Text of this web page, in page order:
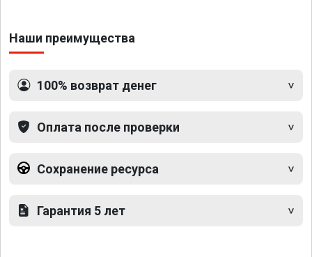
Наши преимущества
100% возврат денег
Оплата после проверки
Сохранение ресурса
Гарантия 5 лет